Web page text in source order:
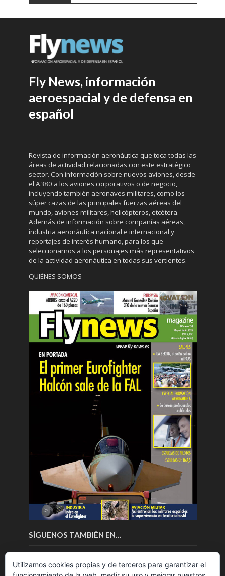
Fly News, información
aeroespacial y de defensa en
español
Revista de información aeronáutica que toca todas las
áreas de actividad relacionadas con este estratégico
sector. Con información sobre nuevos aviones, desde
el A380 a los aviones corporativos o de negocio,
incluyendo también aeronaves militares, como los
súper cazas de las principales fuerzas aéreas del
mundo, aviones militares, helicópteros, etcétera.
Además de información sobre compañías aéreas,
industria aeronáutica nacional e internacional y
reportajes de interés humano, para los que
seleccionamos a los personajes más representativos
de la actividad aeronáutica en todas sus vertientes.
QUIÉNES SOMOS
SÍGUENOS TAMBIÉN EN…
Utilizamos cookies propias y de terceros para garantizar el